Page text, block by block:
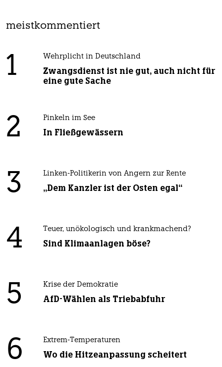
meistkommentiert
1 Wehrplicht in Deutschland
Zwangsdienst ist nie gut, auch nicht für
eine gute Sache
2 Pinkeln im See
In Fließgewässern
3 Linken-Politikerin von Angern zur Rente
„Dem Kanzler ist der Osten egal“
4 Teuer, unökologisch und krankmachend?
Sind Klimaanlagen böse?
5 Krise der Demokratie
AfD-Wählen als Triebabfuhr
6 Extrem-Temperaturen
Wo die Hitzeanpassung scheitert